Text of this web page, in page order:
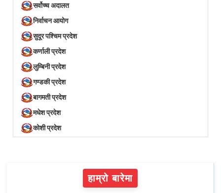
सर्वोच्च अदालत
निर्वाचन आयोग
सुदूर पश्चिम प्रदेश
कर्णाली प्रदेश
लुम्बिनी प्रदेश
गण्डकी प्रदेश
बागमती प्रदेश
मधेश प्रदेश
कोशी प्रदेश
हाम्रो बारेमा